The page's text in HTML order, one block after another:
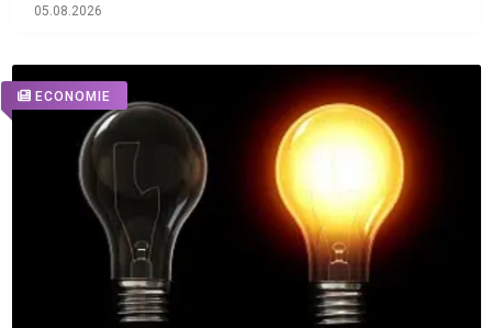
05.08.2026
ECONOMIE